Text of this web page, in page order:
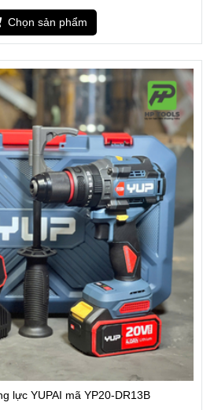
Chọn sản phẩm
lực YUPAI mã YP20-DR13B